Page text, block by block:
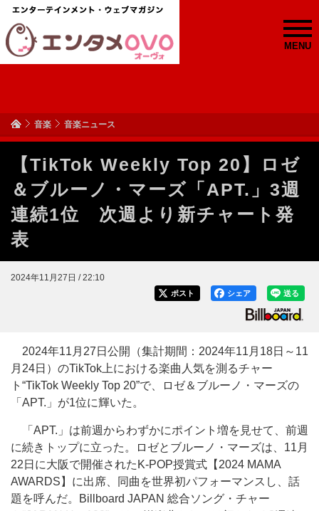
MENU
音楽 音楽ニュース
【TikTok Weekly Top 20】ロゼ
＆ブルーノ・マーズ「APT.」3週
連続1位 次週より新チャート発
表
2024年11月27日 / 22:10
送る
シェア
ポスト
2024年11月27日公開（集計期間：2024年11月18日～11
月24日）のTikTok上における楽曲人気を測るチャー
ト“TikTok Weekly Top 20”で、ロゼ＆ブルーノ・マーズの
「APT.」が1位に輝いた。
「APT.」は前週からわずかにポイント増を見せて、前週
に続きトップに立った。ロゼとブルーノ・マーズは、11月
22日に大阪で開催されたK-POP授賞式【2024 MAMA
AWARDS】に出席、同曲を世界初パフォーマンスし、話
題を呼んだ。Billboard JAPAN 総合ソング・チャー